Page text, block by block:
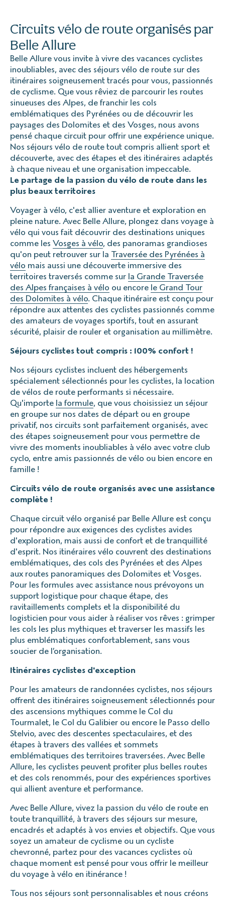
Optez pour des matières techniques qui évacuent la
transpiration et sèchent rapidement.
Vous pouvez opter pour le système multicouches :
- Sous-vêtements techniques respirants pour évacuer
la transpiration
- Veste chaude ou veste légère
- Sans oublier une veste imperméable (Type Goretex),
essentielle pour les descentes de cols ou en cas de
pluie.
Prévoyez également des manchettes, tours de cou, et
un cuissard long, pour les journées plus fraîches.
Tarifs TTC, jusqu'à 9 personnes.
Explorer’ Assistance - l’assurance d’assistance complète
pendant le voyage
Mêmes garanties que la Multirisque sans les garanties
suivantes :
annulation avant départ
le départ impossible
l’avion manqué
le retard d’avion
Tarifs TTC, jusqu'à 9 personnes.
Circuits vélo de route organisés par
Belle Allure
Belle Allure vous invite à vivre des vacances cyclistes
inoubliables, avec des séjours vélo de route sur des
itinéraires soigneusement tracés pour vous, passionnés
de cyclisme. Que vous rêviez de parcourir les routes
sinueuses des Alpes, de franchir les cols
emblématiques des Pyrénées ou de découvrir les
paysages des Dolomites et des Vosges, nous avons
pensé chaque circuit pour offrir une expérience unique.
Nos séjours vélo de route tout compris allient sport et
découverte, avec des étapes et des itinéraires adaptés
à chaque niveau et une organisation impeccable.
Le partage de la passion du vélo de route dans les
plus beaux territoires
Voyager à vélo, c'est allier aventure et exploration en
pleine nature. Avec Belle Allure, plongez dans voyage à
vélo qui vous fait découvrir des destinations uniques
comme les Vosges à vélo, des panoramas grandioses
qu'on peut retrouver sur la Traversée des Pyrénées à
vélo mais aussi une découverte immersive des
territoires traversés comme sur la Grande Traversée
des Alpes françaises à vélo ou encore le Grand Tour
des Dolomites à vélo. Chaque itinéraire est conçu pour
répondre aux attentes des cyclistes passionnés comme
des amateurs de voyages sportifs, tout en assurant
sécurité, plaisir de rouler et organisation au millimètre.
Séjours cyclistes tout compris : 100% confort !
Nos séjours cyclistes incluent des hébergements
spécialement sélectionnés pour les cyclistes, la location
de vélos de route performants si nécessaire.
Qu'importe la formule, que vous choisissiez un séjour
en groupe sur nos dates de départ ou en groupe
privatif, nos circuits sont parfaitement organisés, avec
des étapes soigneusement pour vous permettre de
vivre des moments inoubliables à vélo avec votre club
cyclo, entre amis passionnés de vélo ou bien encore en
famille !
Circuits vélo de route organisés avec une assistance
complète !
Chaque circuit vélo organisé par Belle Allure est conçu
pour répondre aux exigences des cyclistes avides
d'exploration, mais aussi de confort et de tranquillité
d'esprit. Nos itinéraires vélo couvrent des destinations
emblématiques, des cols des Pyrénées et des Alpes
aux routes panoramiques des Dolomites et Vosges.
Pour les formules avec assistance nous prévoyons un
support logistique pour chaque étape, des
ravitaillements complets et la disponibilité du
logisticien pour vous aider à réaliser vos rêves : grimper
les cols les plus mythiques et traverser les massifs les
plus emblématiques confortablement, sans vous
soucier de l’organisation.
Itinéraires cyclistes d'exception
Pour les amateurs de randonnées cyclistes, nos séjours
offrent des itinéraires soigneusement sélectionnés pour
des ascensions mythiques comme le Col du
Tourmalet, le Col du Galibier ou encore le Passo dello
Stelvio, avec des descentes spectaculaires, et des
étapes à travers des vallées et sommets
emblématiques des territoires traversées. Avec Belle
Allure, les cyclistes peuvent profiter plus belles routes
et des cols renommés, pour des expériences sportives
qui allient aventure et performance.
Avec Belle Allure, vivez la passion du vélo de route en
toute tranquillité, à travers des séjours sur mesure,
encadrés et adaptés à vos envies et objectifs. Que vous
soyez un amateur de cyclisme ou un cycliste
chevronné, partez pour des vacances cyclistes où
chaque moment est pensé pour vous offrir le meilleur
du voyage à vélo en itinérance !
Tous nos séjours sont personnalisables et nous créons